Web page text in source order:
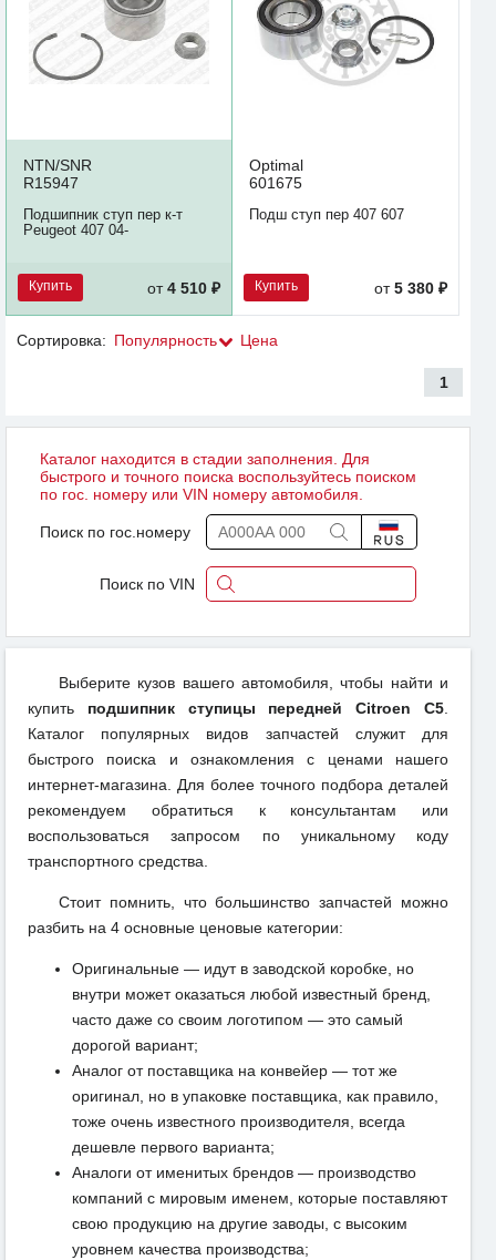
NTN/SNR
R15947
Подшипник ступ пер к-т
Peugeot 407 04-
Купить от4 510 ₽
Optimal
601675
Подш ступ пер 407 607
Купить от5 380 ₽
Сортировка: Популярность Цена
1
Каталог находится в стадии заполнения. Для
быстрого и точного поиска воспользуйтесь поиском
по гос. номеру или VIN номеру автомобиля.
Поиск по гос.номеру
Поиск по VIN
Выберите кузов вашего автомобиля, чтобы найти и
купить подшипник ступицы передней Citroen C5.
Каталог популярных видов запчастей служит для
быстрого поиска и ознакомления с ценами нашего
интернет-магазина. Для более точного подбора деталей
рекомендуем обратиться к консультантам или
воспользоваться запросом по уникальному коду
транспортного средства.
Стоит помнить, что большинство запчастей можно
разбить на 4 основные ценовые категории:
Оригинальные — идут в заводской коробке, но
внутри может оказаться любой известный бренд,
часто даже со своим логотипом — это самый
дорогой вариант;
Аналог от поставщика на конвейер — тот же
оригинал, но в упаковке поставщика, как правило,
тоже очень известного производителя, всегда
дешевле первого варианта;
Аналоги от именитых брендов — производство
компаний с мировым именем, которые поставляют
свою продукцию на другие заводы, с высоким
уровнем качества производства;